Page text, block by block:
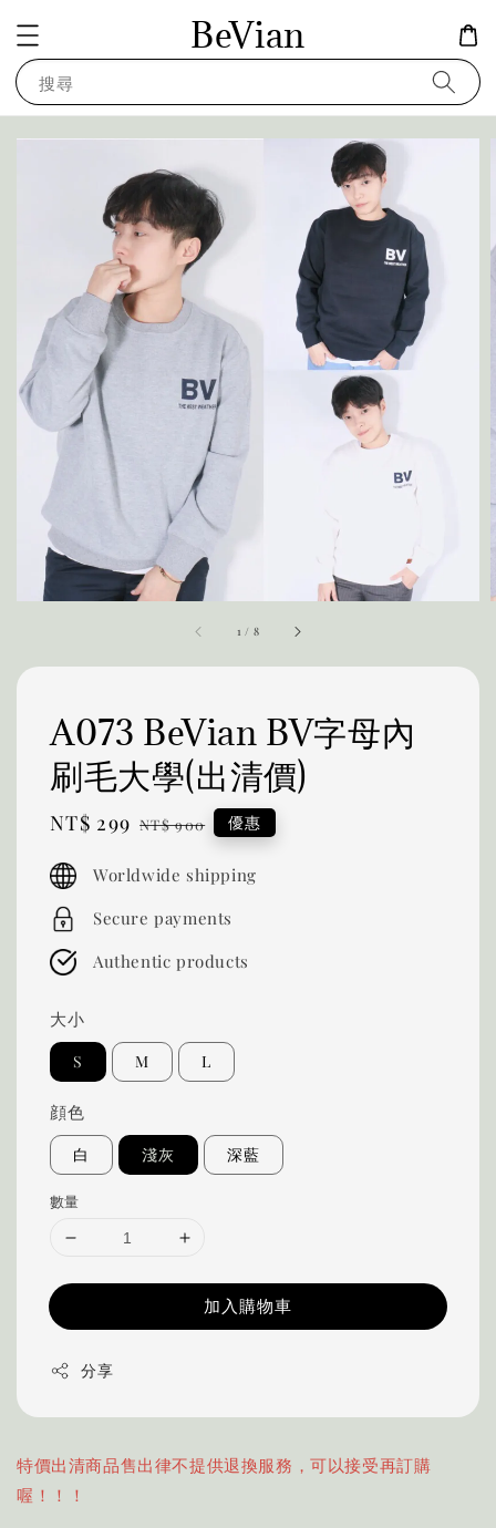
BeVian
搜尋
1 / 8
A073 BeVian BV字母內
刷毛大學(出清價)
Sale
NT$ 299 Regular
NT$ 900 優惠
Worldwide shipping
Secure payments
Authentic products
大小
S M L
顔色
白 淺灰 深藍
數量
加入購物車
分享
特價出清商品售出律不提供退換服務，可以接受再訂購
喔！！！